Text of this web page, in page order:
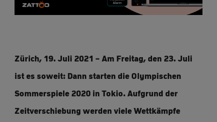
Zürich, 19. Juli 2021 – Am Freitag, den 23. Juli
ist es soweit: Dann starten die Olympischen
Sommerspiele 2020 in Tokio. Aufgrund der
Zeitverschiebung werden viele Wettkämpfe